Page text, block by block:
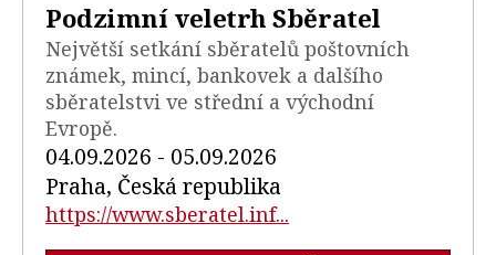
Podzimní veletrh Sběratel
Největší setkání sběratelů poštovních
známek, mincí, bankovek a dalšího
sběratelstvi ve střední a východní
Evropě.
04.09.2026 - 05.09.2026
Praha, Česká republika
https://www.sberatel.inf...